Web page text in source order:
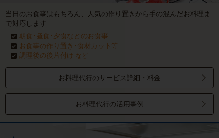
当日のお食事はもちろん、人気の作り置きから手の混んだお料理ま
で対応します
朝食･昼食･夕食などのお食事
お食事の作り置き･食材カット等
調理後の後片付け など
お料理代行のサービス詳細・料金
お料理代行の活用事例